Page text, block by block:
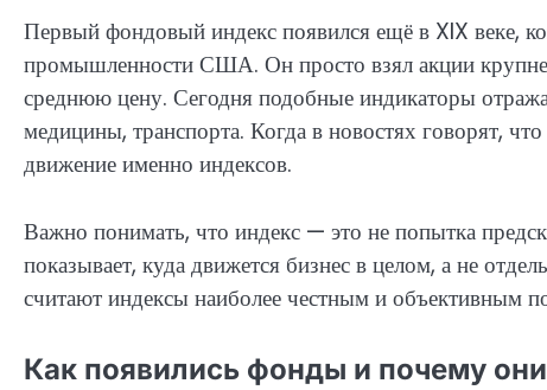
Первый фондовый индекс появился ещё в XIX веке,
промышленности США. Он просто взял акции
среднюю цену. Сегодня подобные индикаторы
медицины, транспорта. Когда в новостях говорят,
движение именно индексов.
Важно понимать, что индекс — это не попытка
показывает, куда движется бизнес в целом, а не
считают индексы наиболее честным и объективным
Как появились фонды и почему